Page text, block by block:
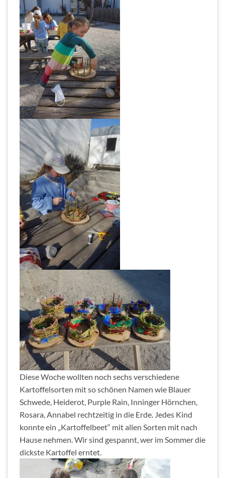
Diese Woche wollten noch sechs verschiedene
Kartoffelsorten mit so schönen Namen wie Blauer
Schwede, Heiderot, Purple Rain, Inninger Hörnchen,
Rosara, Annabel rechtzeitig in die Erde. Jedes Kind
konnte ein „Kartoffelbeet“ mit allen Sorten mit nach
Hause nehmen. Wir sind gespannt, wer im Sommer die
dickste Kartoffel erntet.